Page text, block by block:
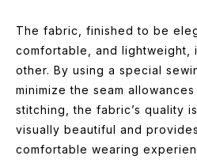
The fabric, finished to be
comfortable, and lightweight,
other. By using a special
minimize the seam
stitching, the fabric’s quality
visually beautiful and
comfortable wearing